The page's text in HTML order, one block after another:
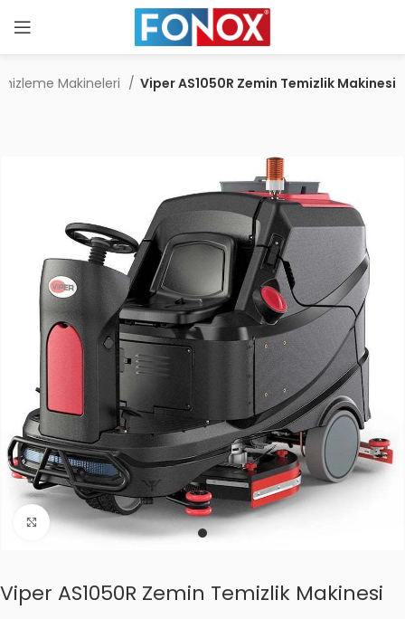
Makineleri Viper AS1050R Zemin Temizlik Makinesi
Click to enlarge
Viper AS1050R Zemin Temizlik Makinesi